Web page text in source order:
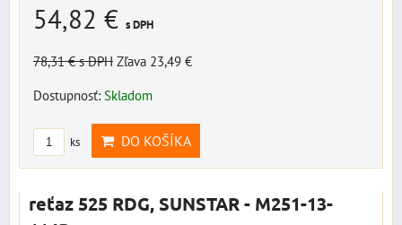
54,82 € s DPH
78,31 €s DPH Zľava 23,49 €
Dostupnosť: Skladom
ks DO KOŠÍKA
reťaz 525 RDG, SUNSTAR - M251-13-